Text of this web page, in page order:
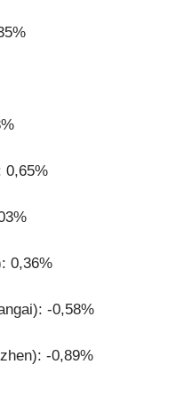
0,65%
0,36%
-0,58%
-0,89%